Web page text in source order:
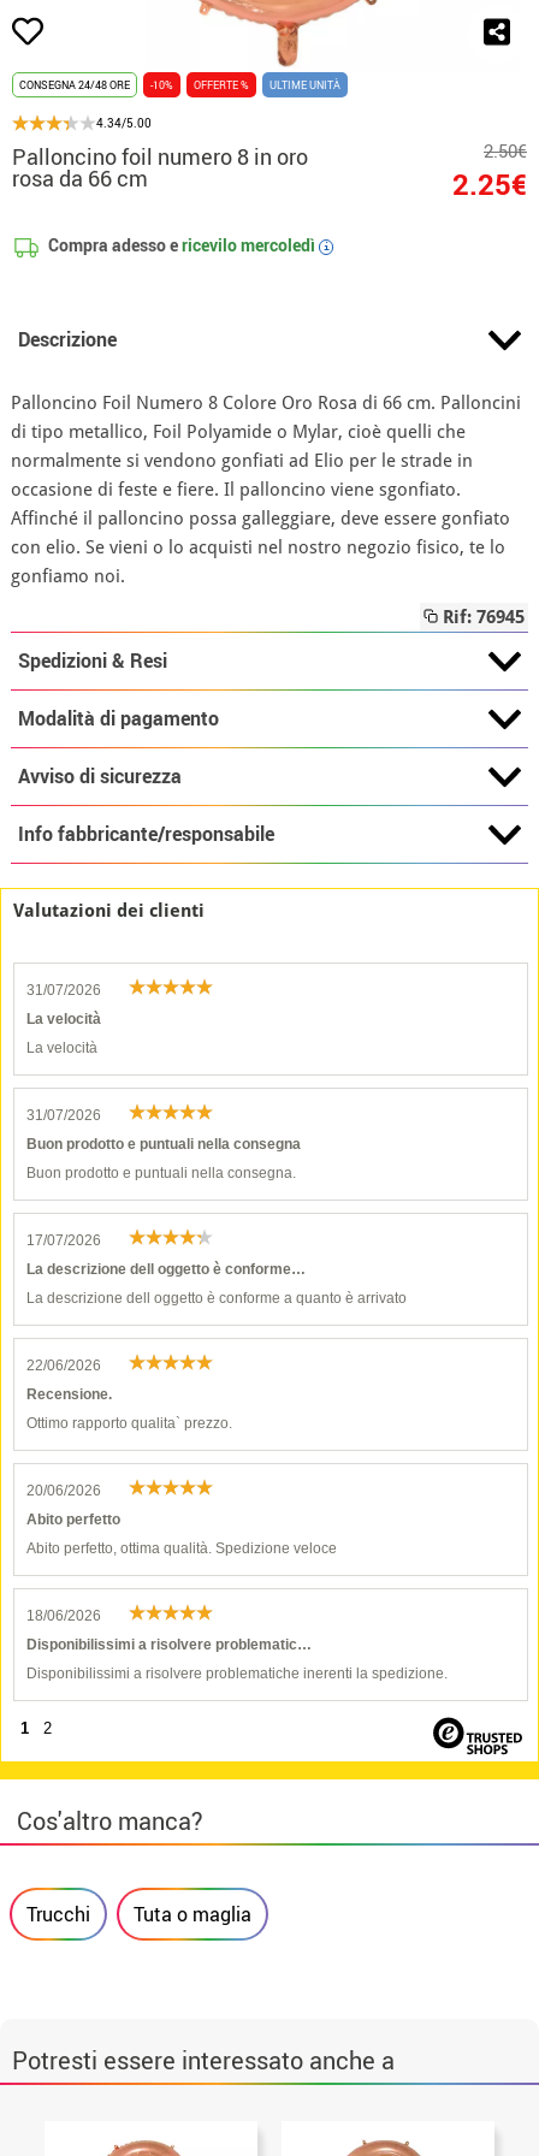
CONSEGNA 24/48 ORE -10% OFFERTE % ULTIME UNITÀ
4.34/5.00
Palloncino foil numero 8 in oro
rosa da 66 cm
2.50€
2.25€
Compra adesso ericevilomercoledì i
Descrizione
Palloncino Foil Numero 8 Colore Oro Rosa di 66 cm. Palloncini
di tipo metallico, Foil Polyamide o Mylar, cioè quelli che
normalmente si vendono gonfiati ad Elio per le strade in
occasione di feste e fiere. Il palloncino viene sgonfiato.
Affinché il palloncino possa galleggiare, deve essere gonfiato
con elio. Se vieni o lo acquisti nel nostro negozio fisico, te lo
gonfiamo noi.
Rif: 76945
Spedizioni & Resi
Modalità di pagamento
Avviso di sicurezza
Info fabbricante/responsabile
Valutazioni dei clienti
31/07/2026
La velocità
La velocità
31/07/2026
Buon prodotto e puntuali nella consegna
Buon prodotto e puntuali nella consegna.
17/07/2026
La descrizione dell oggetto è conforme…
La descrizione dell oggetto è conforme a quanto è arrivato
22/06/2026
Recensione.
Ottimo rapporto qualita` prezzo.
20/06/2026
Abito perfetto
Abito perfetto, ottima qualità. Spedizione veloce
18/06/2026
Disponibilissimi a risolvere problematic…
Disponibilissimi a risolvere problematiche inerenti la spedizione.
1 2
Cos'altro manca?
Trucchi Tuta o maglia
Potresti essere interessato anche a